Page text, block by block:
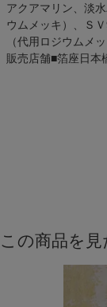
アクアマリン、淡
ウムメッキ）、Ｓ
（代用ロジウムメッ
販売店舗■箔座日
この商品を